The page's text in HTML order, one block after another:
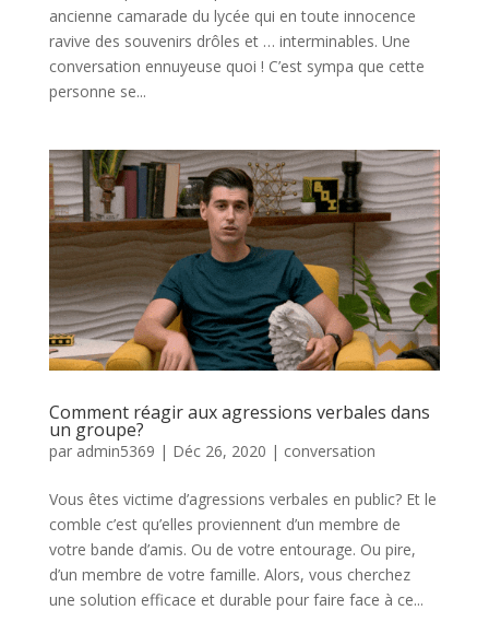
ancienne camarade du lycée qui en toute innocence
ravive des souvenirs drôles et … interminables. Une
conversation ennuyeuse quoi ! C’est sympa que cette
personne se...
Comment réagir aux agressions verbales dans
un groupe?
par admin5369 | Déc 26, 2020 | conversation
Vous êtes victime d’agressions verbales en public? Et le
comble c’est qu’elles proviennent d’un membre de
votre bande d’amis. Ou de votre entourage. Ou pire,
d’un membre de votre famille. Alors, vous cherchez
une solution efficace et durable pour faire face à ce...